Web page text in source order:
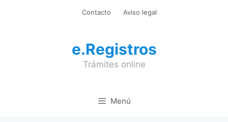
Contacto Aviso legal
e.Registros
Trámites online
Menú